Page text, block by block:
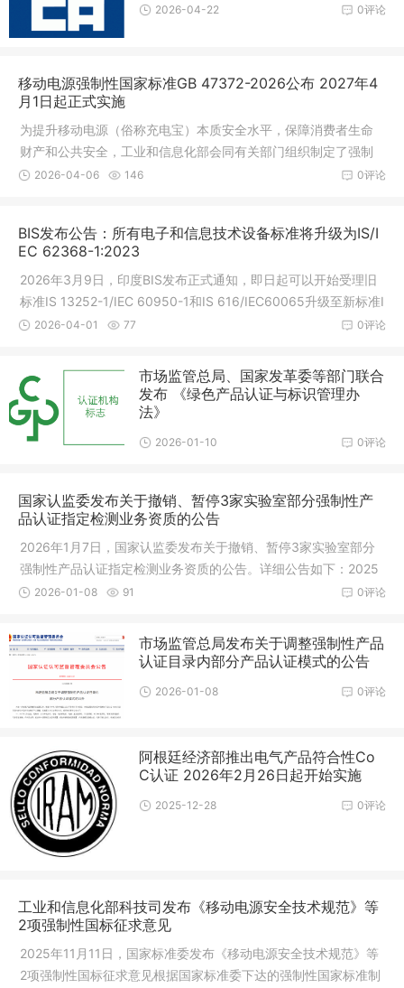
0评论
2026-04-22
移动电源强制性国家标准GB 47372-2026公布 2027年4
月1日起正式实施
为提升移动电源（俗称充电宝）本质安全水平，保障消费者生命
财产和公共安全，工业和信息化部会同有关部门组织制定了强制
性国家标准《移动电源安全技术规范》（GB 47372-2026，以下
0评论
2026-04-06 146
BIS发布公告：所有电子和信息技术设备标准将升级为IS/I
EC 62368-1:2023
2026年3月9日，印度BIS发布正式通知，即日起可以开始受理旧
标准IS 13252-1/IEC 60950-1和IS 616/IEC60065升级至新标准I
S 62368-1/IEC62368-1的申请，升级的方式为送样全新测试，R
0评论
2026-04-01 77
市场监管总局、国家发革委等部门联合
发布 《绿色产品认证与标识管理办
法》
0评论
2026-01-10
国家认监委发布关于撤销、暂停3家实验室部分强制性产
品认证指定检测业务资质的公告
2026年1月7日，国家认监委发布关于撤销、暂停3家实验室部分
强制性产品认证指定检测业务资质的公告。详细公告如下：2025
年，国家认监委组织开展了认证从业机构“双随机、一公开”检查。
0评论
2026-01-08 91
市场监管总局发布关于调整强制性产品
认证目录内部分产品认证模式的公告
0评论
2026-01-08
阿根廷经济部推出电气产品符合性Co
C认证 2026年2月26日起开始实施
0评论
2025-12-28
工业和信息化部科技司发布《移动电源安全技术规范》等
2项强制性国标征求意见
2025年11月11日，国家标准委发布《移动电源安全技术规范》等
2项强制性国标征求意见根据国家标准委下达的强制性国家标准制